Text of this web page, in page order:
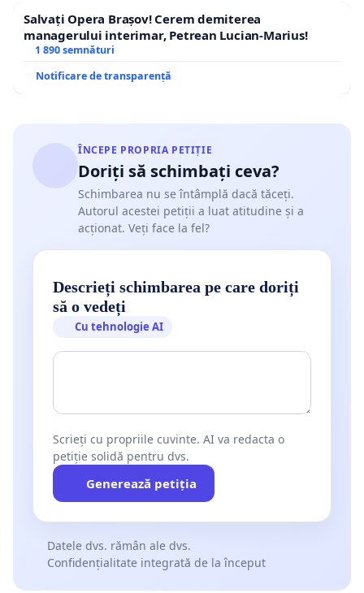
Salvați Opera Brașov! Cerem demiterea
managerului interimar, Petrean Lucian-Marius!
1 890 semnături
Notificare de transparență
ÎNCEPE PROPRIA PETIȚIE
Doriți să schimbați ceva?
Schimbarea nu se întâmplă dacă tăceți.
Autorul acestei petiții a luat atitudine și a
acționat. Veți face la fel?
Descrieți schimbarea pe care doriți
să o vedeți
Cu tehnologie AI
Scrieți cu propriile cuvinte. AI va redacta o
petiție solidă pentru dvs.
Generează petiția
Datele dvs. rămân ale dvs.
Confidențialitate integrată de la început